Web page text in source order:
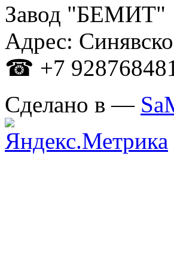
Завод "БЕМИТ"
Адрес:
☎ +7
Сделано в —